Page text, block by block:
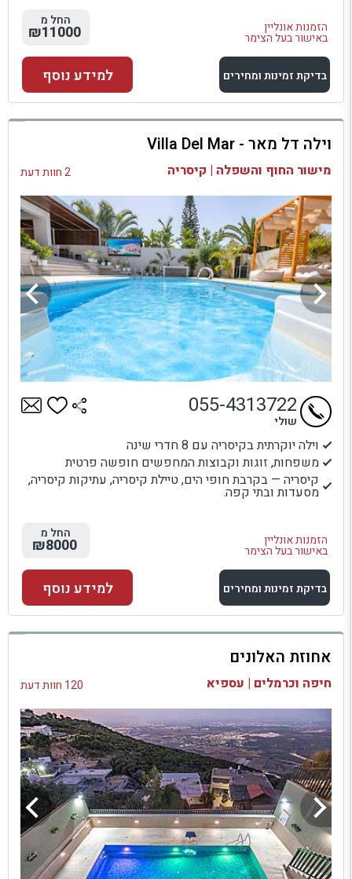
הזמנות אונליין
באישור בעל הצימר
החל מ
₪11000
בדיקת זמינות ומחירים
למתחם זה
בדיקת זמינות ומחירים
למידע נוסף
וילה דל מאר - Villa Del Mar
מישור החוף והשפלה | קיסריה 2 חוות דעת
וילה יוקרתית בקיסריה עם 8 חדרי שינה
משפחות, זוגות וקבוצות המחפשים חופשה פרטית
קיסריה — בקרבת חופי הים, טיילת קיסריה, עתיקות קיסריה,
מסעדות ובתי קפה.
הזמנות אונליין
באישור בעל הצימר
055-4313722
שולי
החל מ
₪8000
בדיקת זמינות ומחירים
למתחם זה
בדיקת זמינות ומחירים
למידע נוסף
אחוזת האלונים
חיפה וכרמלים | עספיא 120 חוות דעת